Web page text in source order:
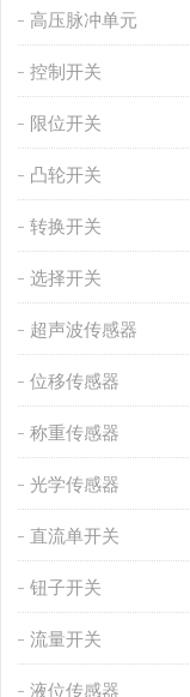
高压脉冲单元
控制开关
限位开关
凸轮开关
转换开关
选择开关
超声波传感器
位移传感器
称重传感器
光学传感器
直流单开关
钮子开关
流量开关
液位传感器